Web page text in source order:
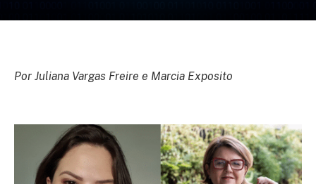
Por Juliana Vargas Freire e Marcia Exposito